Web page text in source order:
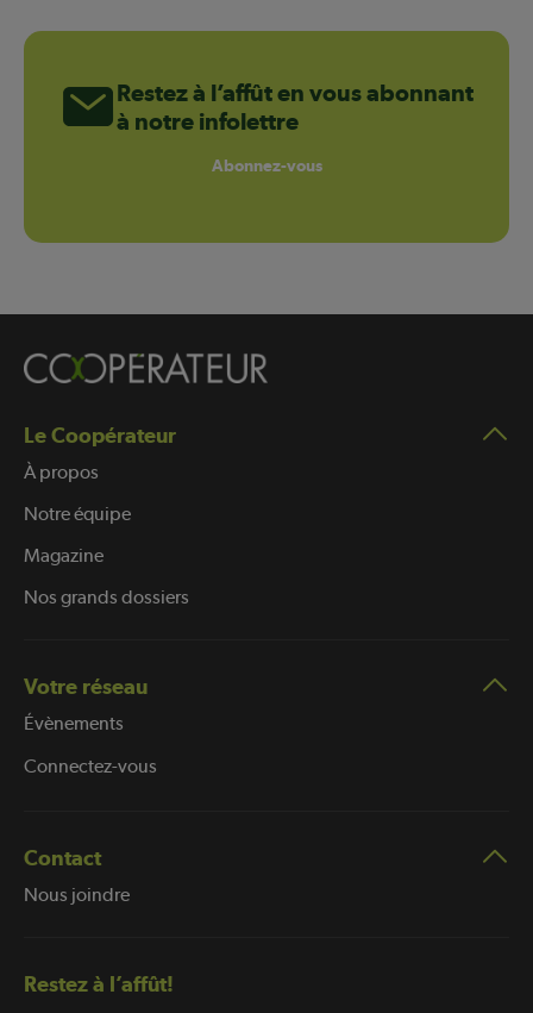
Restez à l’affût en vous abonnant
à notre infolettre
Abonnez-vous
Le Coopérateur
À propos
Notre équipe
Magazine
Nos grands dossiers
Votre réseau
Évènements
Connectez-vous
Contact
Nous joindre
Restez à l’affût!